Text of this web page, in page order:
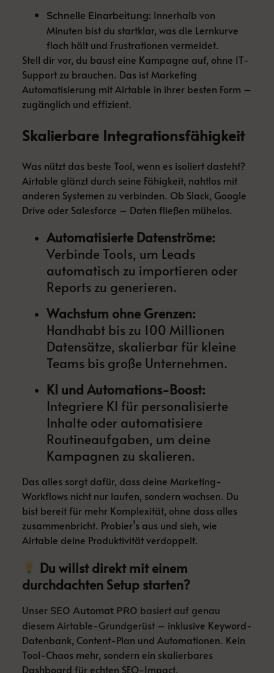
Schnelle Einarbeitung: Innerhalb von
Minuten bist du startklar, was die Lernkurve
flach hält und Frustrationen vermeidet.
Stell dir vor, du baust eine Kampagne auf, ohne IT-
Support zu brauchen. Das ist Marketing
Automatisierung mit Airtable in ihrer besten Form –
zugänglich und effizient.
Skalierbare Integrationsfähigkeit
Was nützt das beste Tool, wenn es isoliert dasteht?
Airtable glänzt durch seine Fähigkeit, nahtlos mit
anderen Systemen zu verbinden. Ob Slack, Google
Drive oder Salesforce – Daten fließen mühelos.
Automatisierte Datenströme:
Verbinde Tools, um Leads
automatisch zu importieren oder
Reports zu generieren.
Wachstum ohne Grenzen:
Handhabt bis zu 100 Millionen
Datensätze, skalierbar für kleine
Teams bis große Unternehmen.
KI und Automations-Boost:
Integriere KI für personalisierte
Inhalte oder automatisiere
Routineaufgaben, um deine
Kampagnen zu skalieren.
Das alles sorgt dafür, dass deine Marketing-
Workflows nicht nur laufen, sondern wachsen. Du
bist bereit für mehr Komplexität, ohne dass alles
zusammenbricht. Probier’s aus und sieh, wie
Airtable deine Produktivität verdoppelt.
Du willst direkt mit einem
durchdachten Setup starten?
Unser SEO Automat PRO basiert auf genau
diesem Airtable-Grundgerüst – inklusive Keyword-
Datenbank, Content-Plan und Automationen. Kein
Tool-Chaos mehr, sondern ein skalierbares
Dashboard für echten SEO-Impact.